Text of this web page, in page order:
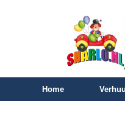
Home